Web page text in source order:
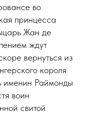
во
принцесса
Жан де
ждут
вернуться из
короля
именин Раймонды
воин
свитой